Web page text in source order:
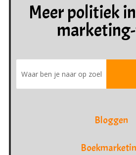
Meer politiek
Bloggen